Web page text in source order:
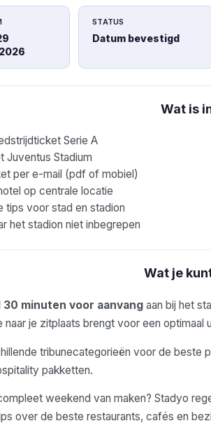
STATUS
Datum bevestigd
Wat is
Serie A
Juventus Stadium
per e-mail (pdf of mobiel)
op centrale locatie
tips voor stad en stadion
het stadion niet inbegrepen
Wat je
30 minuten voor aanvangaan bij het
naar je zitplaats brengt voor een optimaal
tribunecategorieën voor de beste
pakketten.
weekend van maken? Stadyo
over de beste restaurants, cafés en